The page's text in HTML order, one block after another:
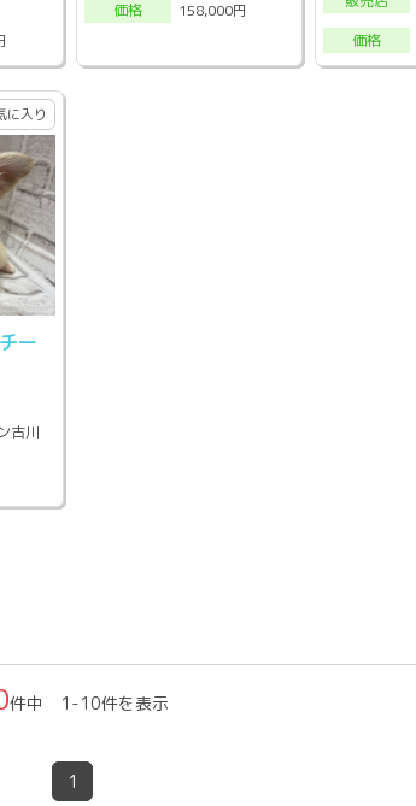
価格
158,000円
価格
に入り
ー
古川
件中 1-10件を表示
1